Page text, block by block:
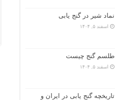
نماد شیر در گنج یابی
اسفند ۵, ۱۴۰۴
طلسم گنج چیست
اسفند ۵, ۱۴۰۴
تاریخچه گنج‌ یابی در ایران و